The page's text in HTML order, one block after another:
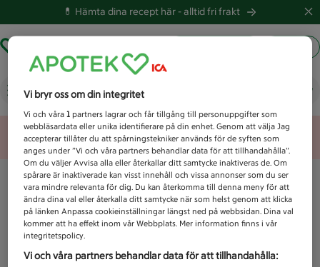
💊 Hämta dina recept här -alltid fri frakt
Vad letar du efter idag?
Unknown error
Vi bryr oss om din integritet
Vi och våra1 partners lagrar och får tillgång till personuppgifter som
webbläsardata eller unika identifierare på din enhet. Genom att välja Jag
accepterar tillåter du att spårningstekniker används för de syften som
anges under ”Vi och våra partners behandlar data för att tillhandahålla”.
Om du väljer Avvisa alla eller återkallar ditt samtycke inaktiveras de. Om
spårare är inaktiverade kan visst innehåll och vissa annonser som du ser
vara mindre relevanta för dig. Du kan återkomma till denna meny för att
ändra dina val eller återkalla ditt samtycke när som helst genom att klicka
på länken Anpassa cookieinställningar längst ned på webbsidan. Dina val
kommer att ha effekt inom vår Webbplats. Mer information finns i vår
integritetspolicy.
Vi och våra partners behandlar data för att tillhandahålla: